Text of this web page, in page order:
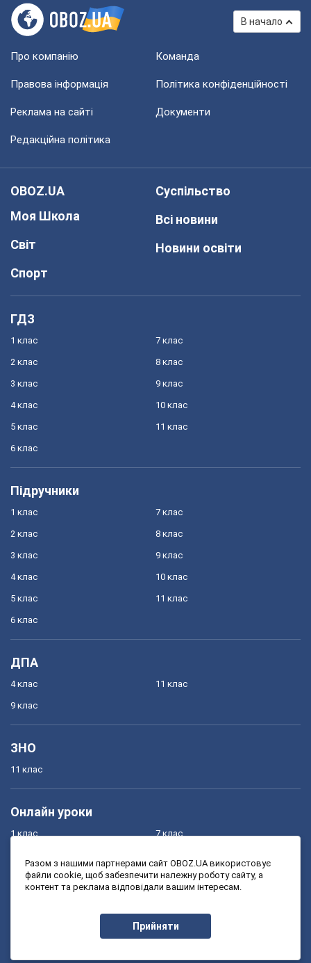
В начало
Про компанію Команда
Правова інформація Політика конфіденційності
Реклама на сайті Документи
Редакційна політика
OBOZ.UA
Моя Школа
Світ
Спорт
Суспільство
Всі новини
Новини освіти
ГДЗ
1 клас
2 клас
3 клас
4 клас
5 клас
6 клас
7 клас
8 клас
9 клас
10 клас
11 клас
Підручники
1 клас
2 клас
3 клас
4 клас
5 клас
6 клас
7 клас
8 клас
9 клас
10 клас
11 клас
ДПА
4 клас
9 клас
11 клас
ЗНО
11 клас
Онлайн уроки
1 клас
3 клас
7 клас
9 клас
Разом з нашими партнерами сайт OBOZ.UA використовує
файли cookie, щоб забезпечити належну роботу сайту, а
контент та реклама відповідали вашим інтересам.
Прийняти